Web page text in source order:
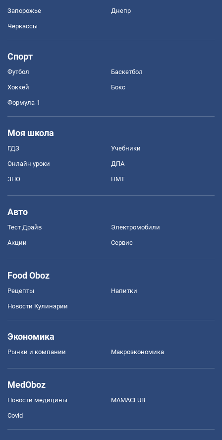
Запорожье Днепр
Черкассы
Спорт
Футбол Баскетбол
Хоккей Бокс
Формула-1
Моя школа
ГДЗ Учебники
Онлайн уроки ДПА
ЗНО НМТ
Авто
Тест Драйв Электромобили
Акции Сервис
Food Oboz
Рецепты Напитки
Новости Кулинарии
Экономика
Рынки и компании Mакроэкономика
MedOboz
Новости медицины MAMACLUB
Covid